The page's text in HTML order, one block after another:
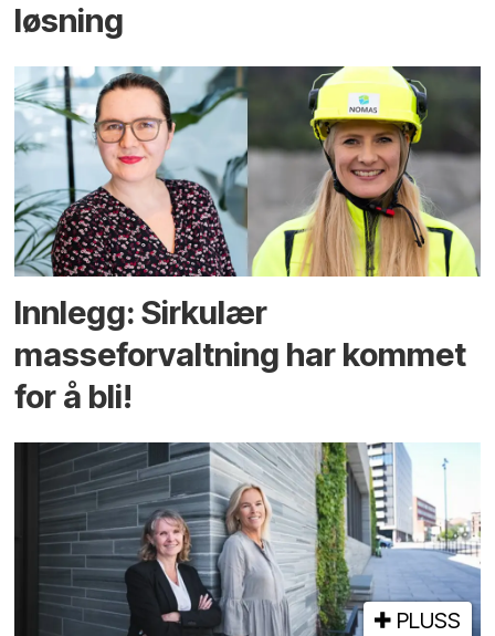
løsning
Innlegg: Sirkulær
masseforvaltning har kommet
for å bli!
PLUSS